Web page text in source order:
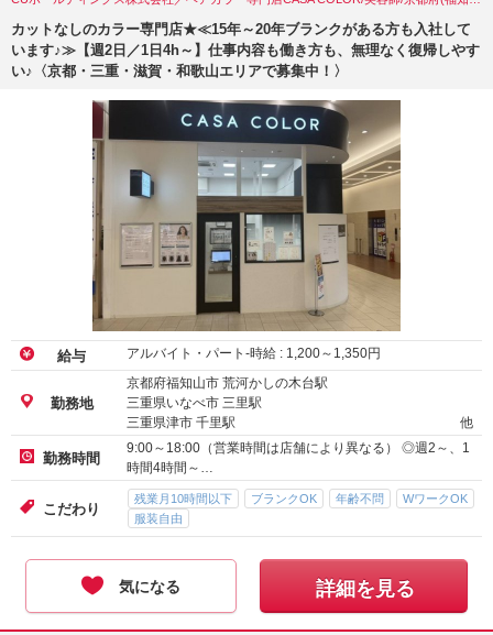
カットなしのカラー専門店★≪15年～20年ブランクがある方も入社して
います♪≫【週2日／1日4h～】仕事内容も働き方も、無理なく復帰しやす
い♪〈京都・三重・滋賀・和歌山エリアで募集中！〉
給与 アルバイト・パート-時給 : 1,200～ 1,350円
勤務地
京都府福知山市 荒河かしの木台駅
三重県いなべ市 三里駅
三重県津市 千里駅
他
勤務時間
9:00～18:00（営業時間は店舗により異なる） ◎週2～、1
時間4時間～…
こだわり
残業月10時間以下 ブランクOK 年齢不問
WワークOK
服装自由
気になる 詳細を見る